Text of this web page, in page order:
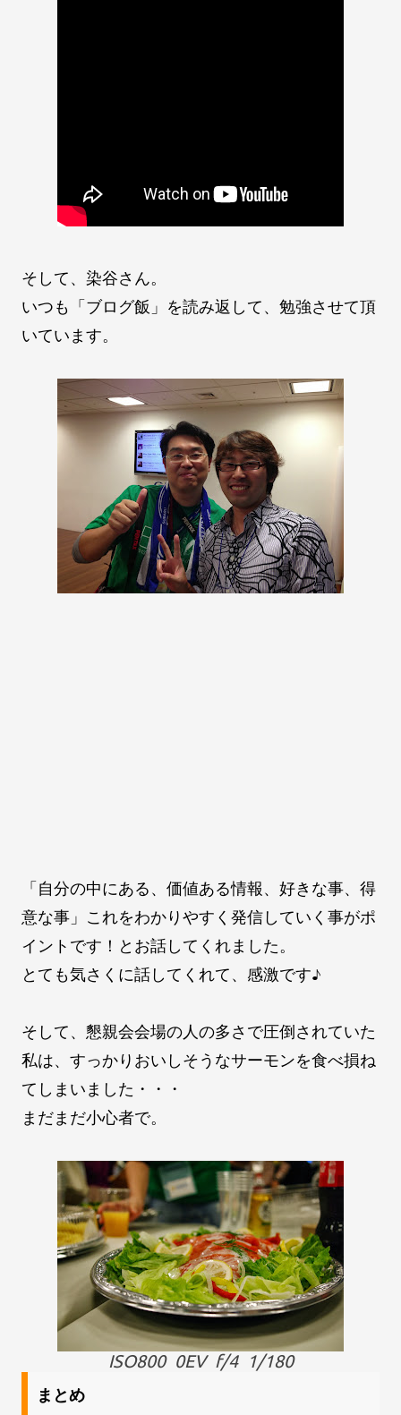
そして、染谷さん。
いつも「ブログ飯」を読み返して、勉強させて頂
いています。
「自分の中にある、価値ある情報、好きな事、得
意な事」これをわかりやすく発信していく事がポ
イントです！とお話してくれました。
とても気さくに話してくれて、感激です♪
そして、懇親会会場の人の多さで圧倒されていた
私は、すっかりおいしそうなサーモンを食べ損ね
てしまいました・・・
まだまだ小心者で。
ISO800 0EV f/4 1/180
まとめ